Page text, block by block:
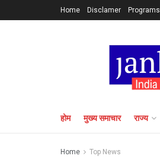
Home Disclamer Programs
होम मुख्य समाचार राज्य
Home Top News